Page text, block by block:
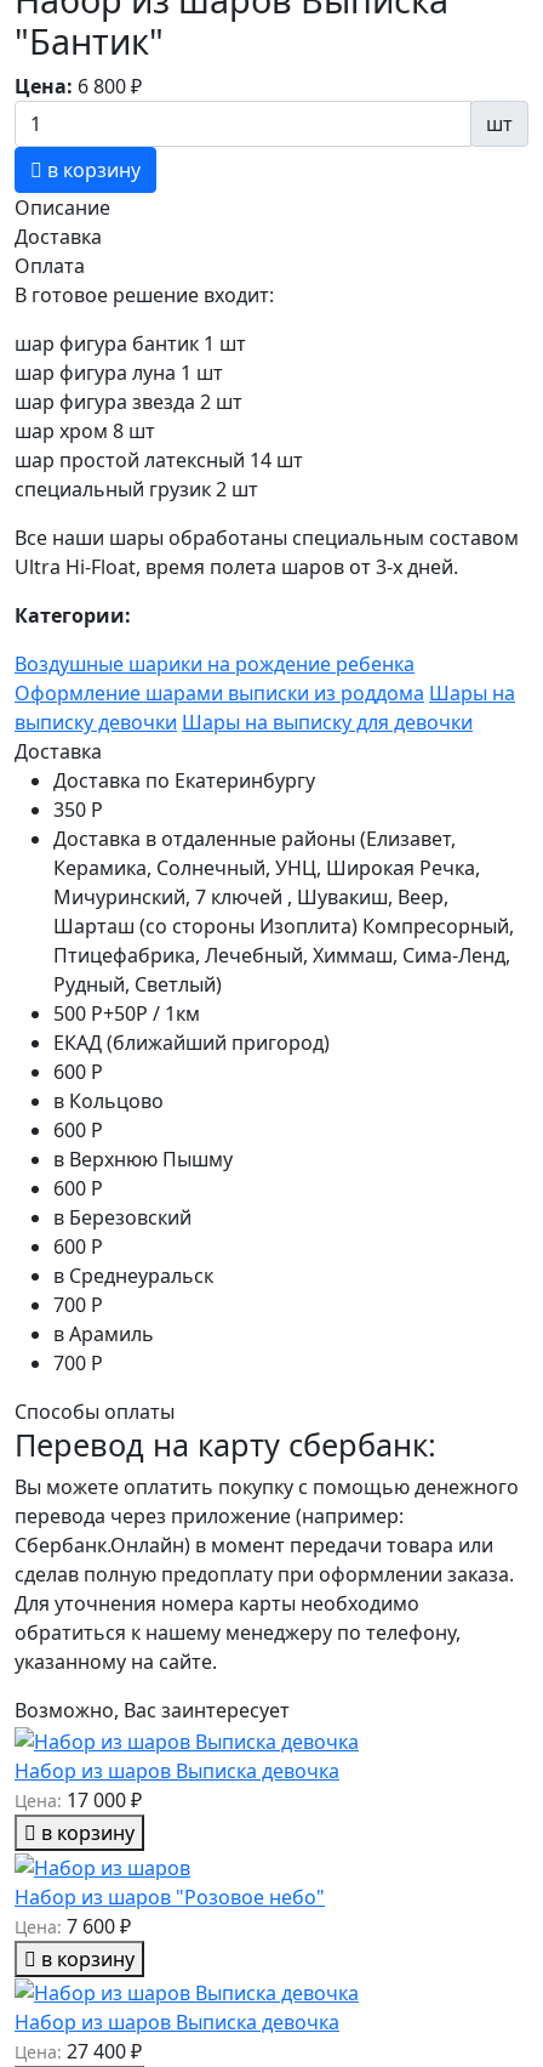
"Бантик"
Цена: 6 800₽
шт
в корзину
Описание
Доставка
Оплата
В готовое решение входит:
шар фигура бантик 1 шт
шар фигура луна 1 шт
шар фигура звезда 2 шт
шар хром 8 шт
шар простой латексный 14 шт
специальный грузик 2 шт
Все наши шары обработаны специальным составом
Ultra Hi-Float, время полета шаров от 3-х дней.
Категории:
Воздушные шарики на рождение ребенка
Оформление шарами выписки из роддома Шары на
выписку девочки Шары на выписку для девочки
Доставка
Доставка по Екатеринбургу
350 Р
Доставка в отдаленные районы (Елизавет,
Керамика, Солнечный, УНЦ, Широкая Речка,
Мичуринский, 7 ключей , Шувакиш, Веер,
Шарташ (со стороны Изоплита) Компресорный,
Птицефабрика, Лечебный, Химмаш, Сима-Ленд,
Рудный, Светлый)
500 Р+50Р / 1км
ЕКАД (ближайший пригород)
600 Р
в Кольцово
600 Р
в Верхнюю Пышму
600 Р
в Березовский
600 Р
в Среднеуральск
700 Р
в Арамиль
700 Р
Способы оплаты
Перевод на карту сбербанк:
Вы можете оплатить покупку с помощью денежного
перевода через приложение (например:
Сбербанк.Онлайн) в момент передачи товара или
сделав полную предоплату при оформлении заказа.
Для уточнения номера карты необходимо
обратиться к нашему менеджеру по телефону,
указанному на сайте.
Возможно, Вас заинтересует
Набор из шаров Выписка девочка
Цена: 17 000 ₽
в корзину
Набор из шаров "Розовое небо"
Цена: 7 600 ₽
в корзину
Набор из шаров Выписка девочка
Цена: 27 400 ₽